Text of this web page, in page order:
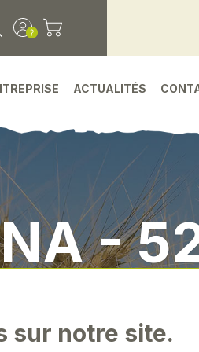
ACTUALITÉS
-
sur notre site.